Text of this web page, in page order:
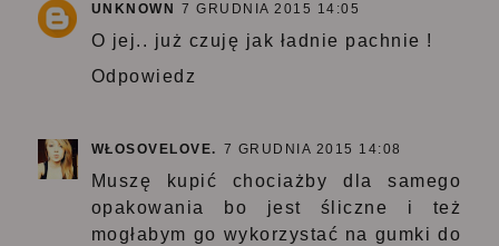
UNKNOWN 7 GRUDNIA 2015 14:05
O jej.. już czuję jak ładnie pachnie !
Odpowiedz
WŁOSOVELOVE. 7 GRUDNIA 2015 14:08
Muszę kupić chociażby dla samego
opakowania bo jest śliczne i też
mogłabym go wykorzystać na gumki do